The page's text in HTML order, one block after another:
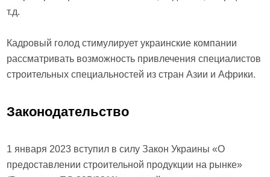
т.д.
Кадровый голод стимулирует украинские компании
рассматривать возможность привлечения специалистов
строительных специальностей из стран Азии и Африки.
Законодательство
1 января 2023 вступил в силу Закон Украины «О
предоставлении строительной продукции на рынке»